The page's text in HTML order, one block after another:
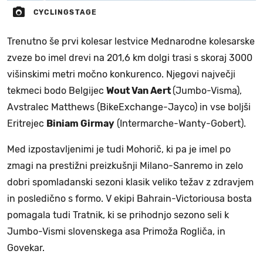
CYCLINGSTAGE
Trenutno še prvi kolesar lestvice Mednarodne kolesarske
zveze bo imel drevi na 201,6 km dolgi trasi s skoraj 3000
višinskimi metri močno konkurenco. Njegovi največji
tekmeci bodo Belgijec Wout Van Aert (Jumbo-Visma),
Avstralec Matthews (BikeExchange-Jayco) in vse boljši
Eritrejec Biniam Girmay (Intermarche-Wanty-Gobert).
Med izpostavljenimi je tudi Mohorič, ki pa je imel po
zmagi na prestižni preizkušnji Milano-Sanremo in zelo
dobri spomladanski sezoni klasik veliko težav z zdravjem
in posledično s formo. V ekipi Bahrain-Victoriousa bosta
pomagala tudi Tratnik, ki se prihodnjo sezono seli k
Jumbo-Vismi slovenskega asa Primoža Rogliča, in
Govekar.